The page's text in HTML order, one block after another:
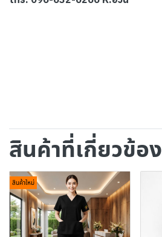
สินค้าที่เกี่ยวข้อง
สินค้าใหม่